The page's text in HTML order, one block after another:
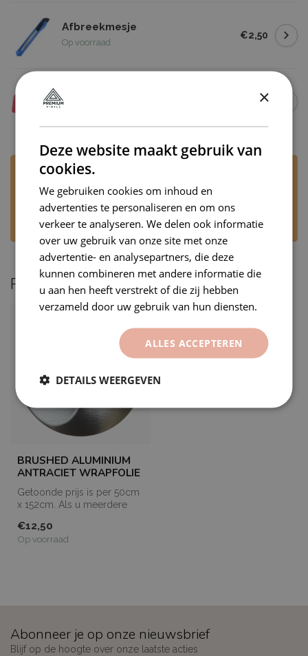
Afbreekmesje
Op voorraad
€2,50
€2,00
Heb je vragen over dit product?
Stuur ons een WhatsApp via +31 6 53707905 of
beantwoorden uw bericht op werkdagen,
tijdens kantooruren.
Recent bekeken
BRUSHED ALUMINIUM
ANTRACIET WRAPFOLIE
Getoonde prijs is per 50cm
x 152cm. Als u meerdere
de...
€12,50
Op voorraad
Abonneer je op onze nieuwsbrief
Blijf op de hoogte over onze laatste acties
×
Deze website maakt gebruik van
cookies.
We gebruiken cookies om inhoud en
advertenties te personaliseren en om ons
verkeer te analyseren. We delen ook informatie
over uw gebruik van onze site met onze
advertentie- en analysepartners, die deze
kunnen combineren met andere informatie die
u aan hen heeft verstrekt of die zij hebben
verzameld door uw gebruik van hun diensten.
ALLES ACCEPTEREN
DETAILS WEERGEVEN